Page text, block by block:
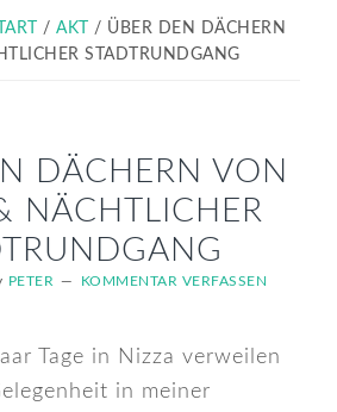
/ AKT / ÜBER DEN DÄCHERN
STADTRUNDGANG
DÄCHERN VON
NÄCHTLICHER
PETER KOMMENTAR VERFASSEN
Tage in Nizza verweilen
in meiner